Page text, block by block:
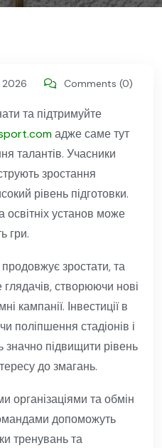
2026 Comments (0)
та підтримуйте
адже саме тут
талантів. Учасники
зростання
рівень підготовки.
освітніх установ може
гри.
зростати, та
створюючи нові
кампанії. Інвестиції в
поліпшення стадіонів і
підвищити рівень
до змагань.
організаціями та обмін
допоможуть
тренувань та